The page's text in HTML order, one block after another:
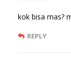
kok bisa mas?
REPLY